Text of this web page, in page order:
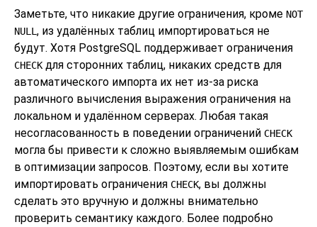
Заметьте, что никакие другие ограничения, кроме NOT
NULL , из удалённых таблиц импортироваться не
будут. Хотя PostgreSQL поддерживает ограничения
CHECKдля сторонних таблиц, никаких средств для
автоматического импорта их нет из-за риска
различного вычисления выражения ограничения на
локальном и удалённом серверах. Любая такая
несогласованность в поведении ограничений CHECK
могла бы привести к сложно выявляемым ошибкам
в оптимизации запросов. Поэтому, если вы хотите
импортировать ограничения CHECK, вы должны
сделать это вручную и должны внимательно
проверить семантику каждого. Более подробно